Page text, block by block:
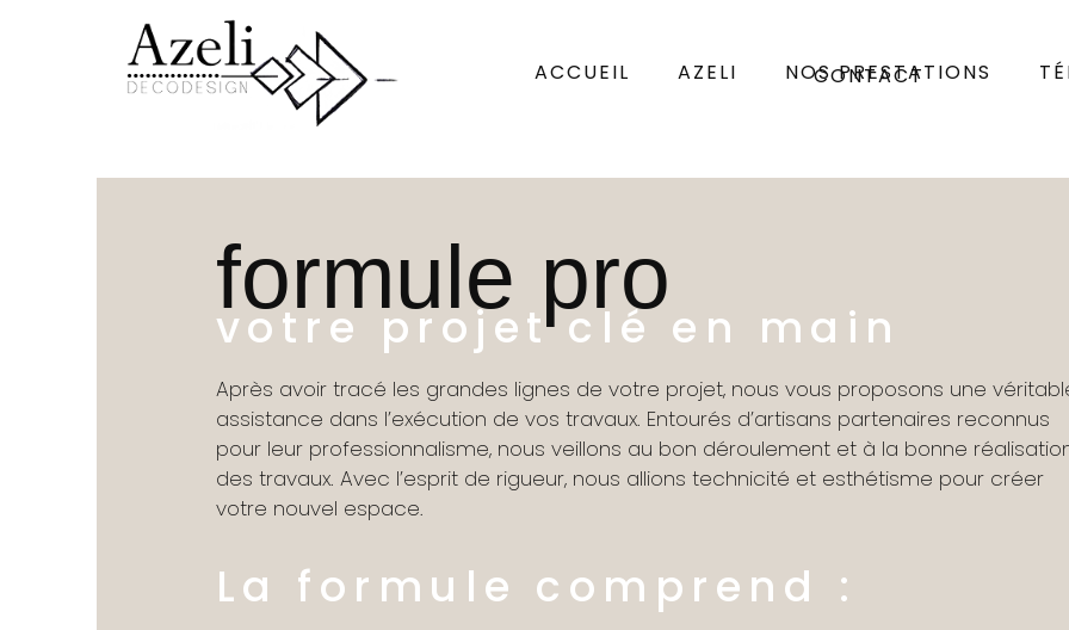
ACCUEIL AZELI NOS PRESTATIONS
CONTACT
formule pro
votre projet clé en main
Après avoir tracé les grandes lignes de votre projet, nous vous proposons une
assistance dans l’exécution de vos travaux. Entourés d’artisans partenaires reconnus
pour leur professionnalisme, nous veillons au bon déroulement et à la bonne
des travaux. Avec l’esprit de rigueur, nous allions technicité et esthétisme pour créer
votre nouvel espace.
La formule comprend :